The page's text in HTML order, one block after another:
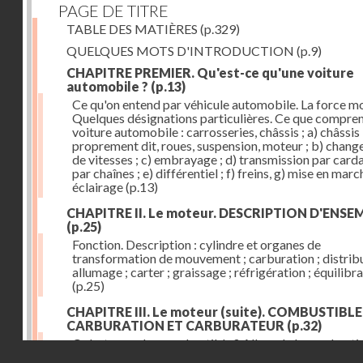
PAGE DE TITRE
TABLE DES MATIÈRES (p.329)
QUELQUES MOTS D'INTRODUCTION (p.9)
CHAPITRE PREMIER. Qu'est-ce qu'une voiture
automobile ? (p.13)
Ce qu'on entend par véhicule automobile. La force
Quelques désignations particulières. Ce que
voiture automobile : carrosseries, châssis ; a) châssis
proprement dit, roues, suspension, moteur ; b)
de vitesses ; c) embrayage ; d) transmission par
par chaînes ; e) différentiel ; f) freins, g) mise en
éclairage(p.13)
CHAPITRE II. Le moteur. DESCRIPTION
(p.25)
Fonction. Description : cylindre et organes de
transformation de mouvement ; carburation ;
allumage ; carter ; graissage ; réfrigération ;
(p.25)
CHAPITRE III. Le moteur (suite).
CARBURATION ET CARBURATEUR (p.32)
Qu'est-ce qu'un combustible ? Allure de la